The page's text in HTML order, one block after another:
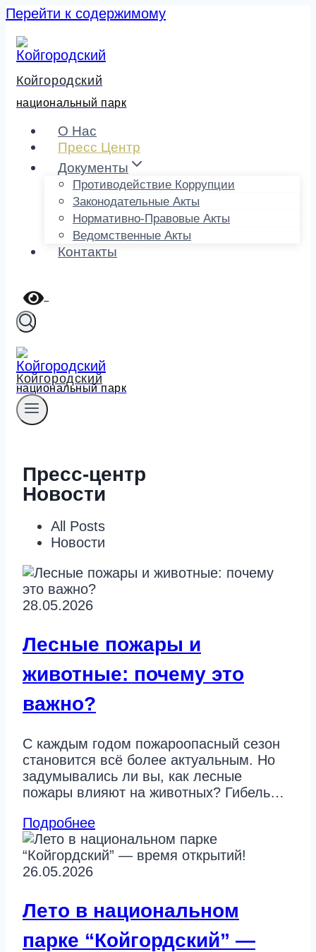
Перейти к содержимому
Койгородский
национальный парк
О Нас
Пресс Центр
Документы
Противодействие Коррупции
Законодательные Акты
Нормативно-Правовые Акты
Ведомственные Акты
Контакты
Койгородский
национальный парк
Пресс-центр
Новости
All Posts
Новости
28.05.2026
Лесные пожары и
животные: почему это
важно?
С каждым годом пожароопасный сезон
становится всё более актуальным. Но
задумывались ли вы, как лесные
пожары влияют на животных? Гибель…
Подробнее
26.05.2026
Лето в национальном
парке “Койгордский” —